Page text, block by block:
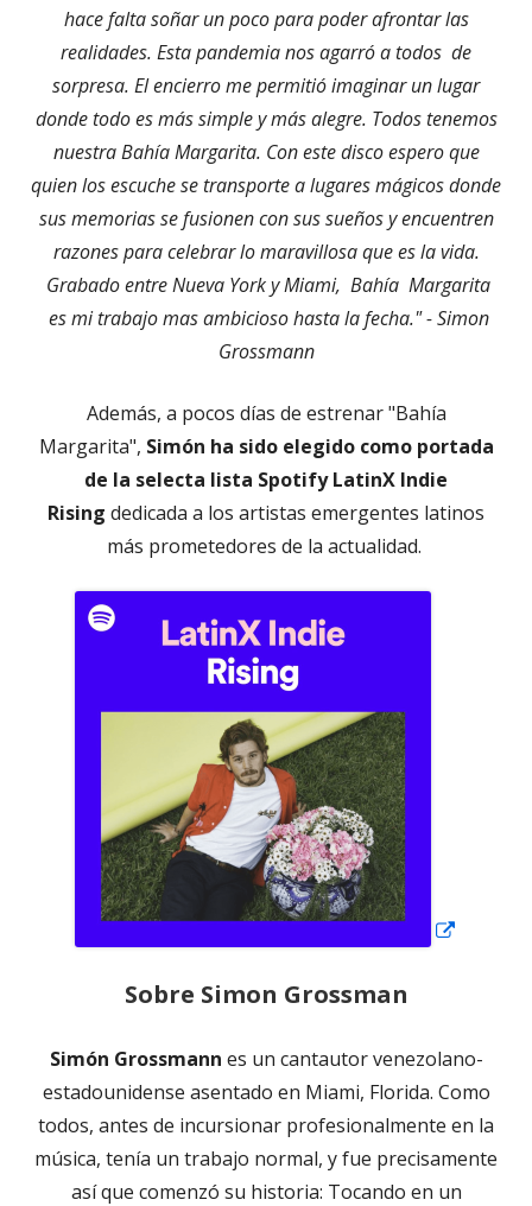
hace falta soñar un poco para poder afrontar las
realidades. Esta pandemia nos agarró a todos de
sorpresa. El encierro me permitió imaginar un lugar
donde todo es más simple y más alegre. Todos tenemos
nuestra Bahía Margarita. Con este disco espero que
quien los escuche se transporte a lugares mágicos donde
sus memorias se fusionen con sus sueños y encuentren
razones para celebrar lo maravillosa que es la vida.
Grabado entre Nueva York y Miami, Bahía Margarita
es mi trabajo mas ambicioso hasta la fecha." - Simon
Grossmann
Además, a pocos días de estrenar "Bahía
Margarita", Simón ha sido elegido como portada
de la selecta lista Spotify LatinX Indie
Rising dedicada a los artistas emergentes latinos
más prometedores de la actualidad.
Sobre Simon Grossman
Simón Grossmann es un cantautor venezolano-
estadounidense asentado en Miami, Florida. Como
todos, antes de incursionar profesionalmente en la
música, tenía un trabajo normal, y fue precisamente
así que comenzó su historia: Tocando en un